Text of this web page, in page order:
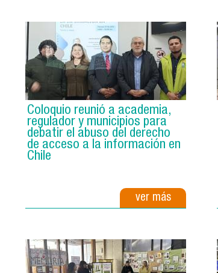
Coloquio reunió a academia,
regulador y municipios para
debatir el abuso del derecho
de acceso a la información en
Chile
ver más